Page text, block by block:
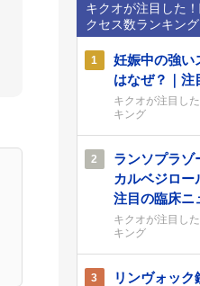
キクオが注目した
クセス数ランキング
1
妊娠中の強い
はなぜ？｜注
キクオが注目し
キング
2
ランソプラゾ
カルベジロー
注目の臨床ニ
キクオが注目し
キング
3
リンヴォッ